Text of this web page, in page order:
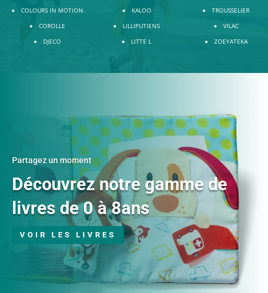
COLOURS IN MOTION
COROLLE
DJECO
KALOO
LILLIPUTIENS
LITTE L
TROUSSELIER
VILAC
ZOEYATEKA
Partagez un moment
Découvrez notre gamme de
livres de 0 à 8ans
VOIR LES LIVRES